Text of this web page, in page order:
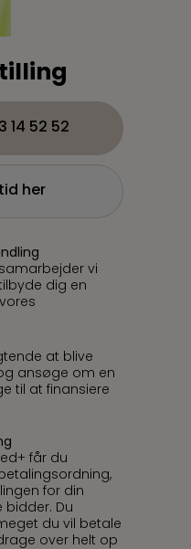
14 52 52
her
vi
dig en
at blive
ansøge om en
til at finansiere
får du
for din
bidder. Du
du vil betale
over helt op